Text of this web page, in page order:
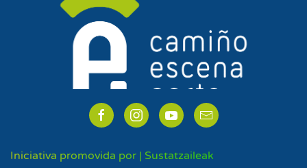
Iniciativa promovida por | Sustatzaileak